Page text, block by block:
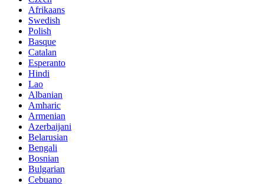
Afrikaans
Swedish
Polish
Basque
Catalan
Esperanto
Hindi
Lao
Albanian
Amharic
Armenian
Azerbaijani
Belarusian
Bengali
Bosnian
Bulgarian
Cebuano